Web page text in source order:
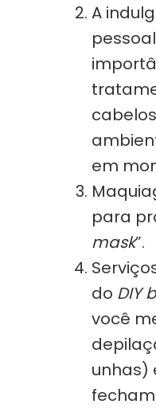
A
em
para
mask”.
do DIY
você
unhas)